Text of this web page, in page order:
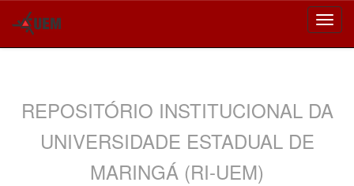
REPOSITÓRIO INSTITUCIONAL DA
UNIVERSIDADE ESTADUAL DE
MARINGÁ (RI-UEM)